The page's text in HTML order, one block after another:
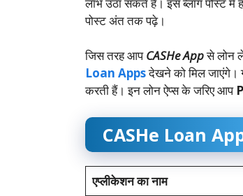
पोस्ट अंत तक पढ़े।
जिस तरह आपCASHe Appसे लोन
Loan Appsदेखने को मिल जाएंगे।
करती हैं। इन लोन ऐप्स के जरिए आप
CASHe Loan
एप्लीकेशन का नाम